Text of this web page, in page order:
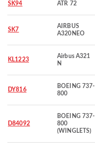
SK94 ATR 72
SK7
AIRBUS
A320NEO
KL1223
Airbus A321
N
DY816
BOEING 737-
800
D84092
BOEING 737-
800
(WINGLETS)